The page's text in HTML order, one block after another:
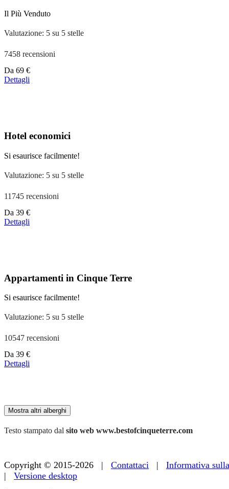
Il Più Venduto
Valutazione: 5 su 5 stelle
7458 recensioni
Prezzo
a
Da 69 €
Dettagli
Hotel economici
Si esaurisce facilmente!
Valutazione: 5 su 5 stelle
11745 recensioni
Prezzo
a
Da 39 €
Dettagli
Appartamenti in Cinque Terre
Si esaurisce facilmente!
Valutazione: 5 su 5 stelle
10547 recensioni
Prezzo
a
Da 39 €
Dettagli
Mostra altri alberghi
Testo stampato dal sito web www.bestofcinqueterre.com
Copyright © 2015-2026 | Contattaci | Informativa
| Versione desktop